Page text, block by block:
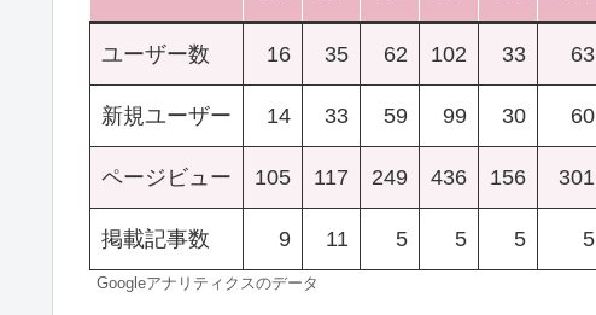
ユーザー数 16 35 62 102 33 63
新規ユーザー 14 33 59 99 30 60
ページビュー 105 117 249 436 156 301
掲載記事数 9 11 5 5 5 5
Googleアナリティクスのデータ